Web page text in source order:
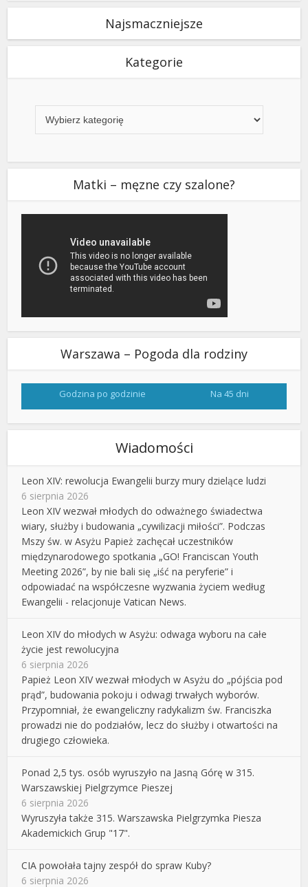
Najsmaczniejsze
Kategorie
Matki – męzne czy szalone?
Warszawa – Pogoda dla rodziny
Godzina po godzinie Na 45 dni
Wiadomości
Leon XIV: rewolucja Ewangelii burzy mury dzielące ludzi
6 sierpnia 2026
Leon XIV wezwał młodych do odważnego świadectwa
wiary, służby i budowania „cywilizacji miłości”. Podczas
Mszy św. w Asyżu Papież zachęcał uczestników
międzynarodowego spotkania „GO! Franciscan Youth
Meeting 2026”, by nie bali się „iść na peryferie” i
odpowiadać na współczesne wyzwania życiem według
Ewangelii - relacjonuje Vatican News.
Leon XIV do młodych w Asyżu: odwaga wyboru na całe
życie jest rewolucyjna
6 sierpnia 2026
Papież Leon XIV wezwał młodych w Asyżu do „pójścia pod
prąd”, budowania pokoju i odwagi trwałych wyborów.
Przypomniał, że ewangeliczny radykalizm św. Franciszka
prowadzi nie do podziałów, lecz do służby i otwartości na
drugiego człowieka.
Ponad 2,5 tys. osób wyruszyło na Jasną Górę w 315.
Warszawskiej Pielgrzymce Pieszej
6 sierpnia 2026
Wyruszyła także 315. Warszawska Pielgrzymka Piesza
Akademickich Grup "17".
CIA powołała tajny zespół do spraw Kuby?
6 sierpnia 2026